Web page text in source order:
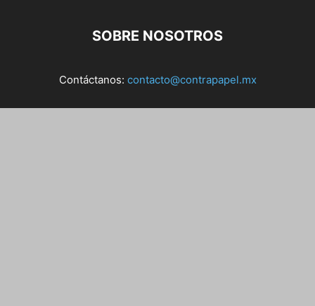
SOBRE NOSOTROS
Contáctanos: contacto@contrapapel.mx